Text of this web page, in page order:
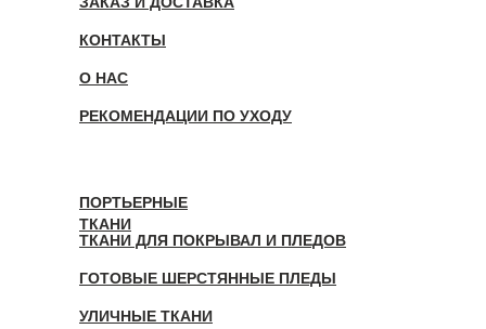
КОНТАКТЫ
О НАС
ПОРТЬЕРНЫЕ
ТКАНИ
ТКАНИ ДЛЯ ПОКРЫВАЛ И ПЛЕДОВ
ГОТОВЫЕ ШЕРСТЯННЫЕ ПЛЕДЫ
УЛИЧНЫЕ ТКАНИ
РЕКОМЕНДАЦИИ ПО УХОДУ